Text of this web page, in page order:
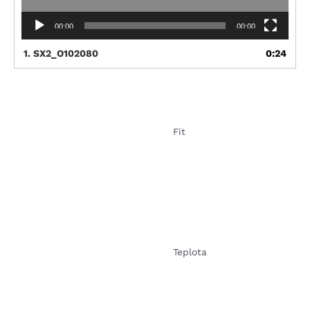
00:00 00:00
1. SX2_O102080 0:24
Fit
Teplota